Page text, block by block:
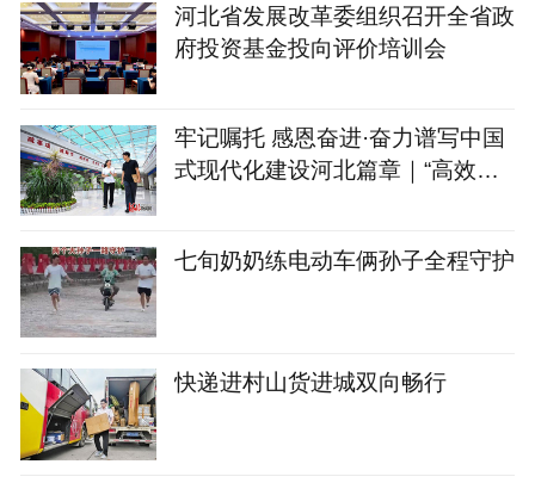
河北省发展改革委组织召开全省政
府投资基金投向评价培训会
牢记嘱托 感恩奋进·奋力谱写中国
式现代化建设河北篇章｜“高效办
七旬奶奶练电动车俩孙子全程守护
快递进村山货进城双向畅行